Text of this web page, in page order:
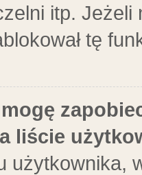
itp.
tę
liście
użytkownika,